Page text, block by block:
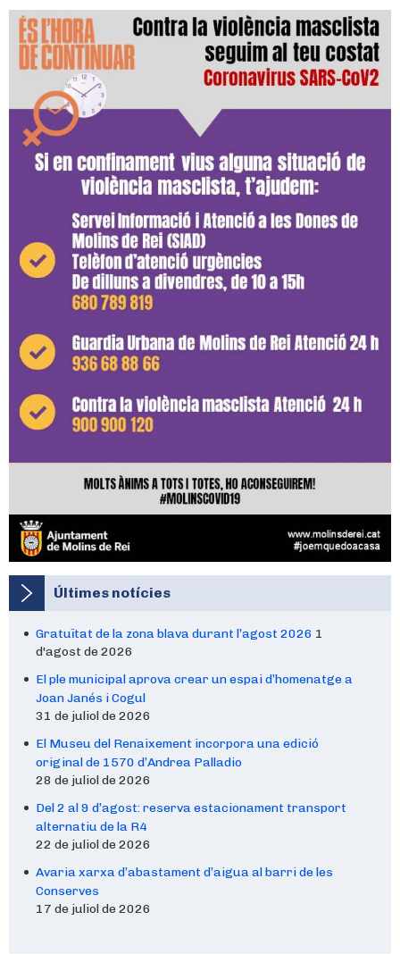
Últimes notícies
Gratuïtat de la zona blava durant l’agost 2026 1
d'agost de 2026
El ple municipal aprova crear un espai d’homenatge a
Joan Janés i Cogul
31 de juliol de 2026
El Museu del Renaixement incorpora una edició
original de 1570 d’Andrea Palladio
28 de juliol de 2026
Del 2 al 9 d’agost: reserva estacionament transport
alternatiu de la R4
22 de juliol de 2026
Avaria xarxa d’abastament d’aigua al barri de les
Conserves
17 de juliol de 2026